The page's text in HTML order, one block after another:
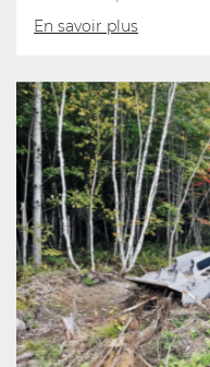
En savoir plus